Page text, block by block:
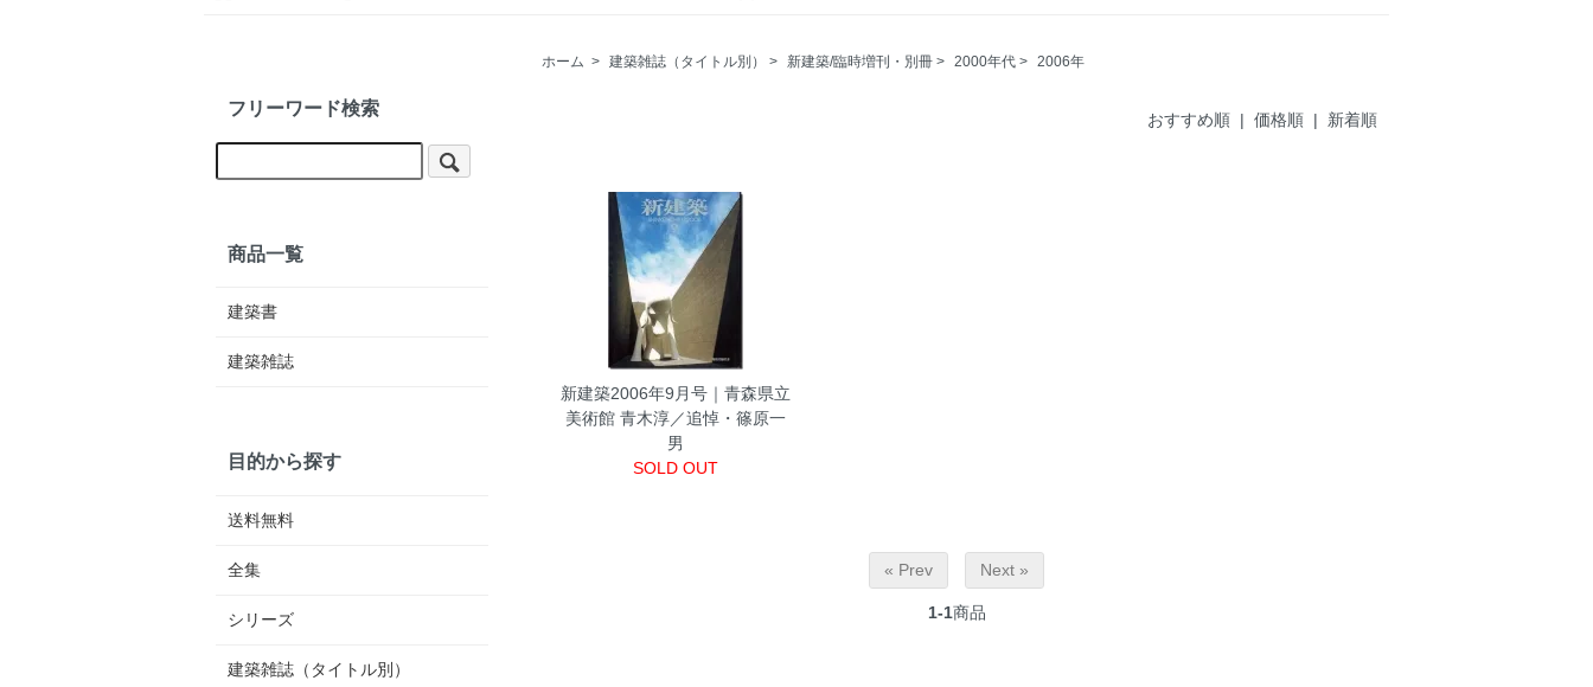
ホーム > 建築雑誌（タイトル別） > 新建築/臨時増刊・別冊 > 2000年代 > 2006年
おすすめ順 | 価格順 | 新着順
新建築2006年9月号｜青森県立
美術館 青木淳／追悼・篠原一
男
SOLD OUT
« Prev Next »
1-1商品
フリーワード検索
商品一覧
建築書
建築雑誌
目的から探す
送料無料
全集
シリーズ
建築雑誌（タイトル別）